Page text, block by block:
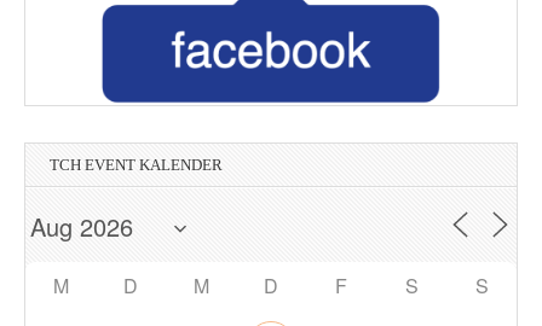
TCH EVENT KALENDER
M D M D F S S